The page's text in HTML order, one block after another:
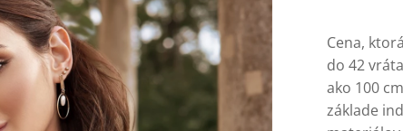
Cena,
do 42
ako 100
základe